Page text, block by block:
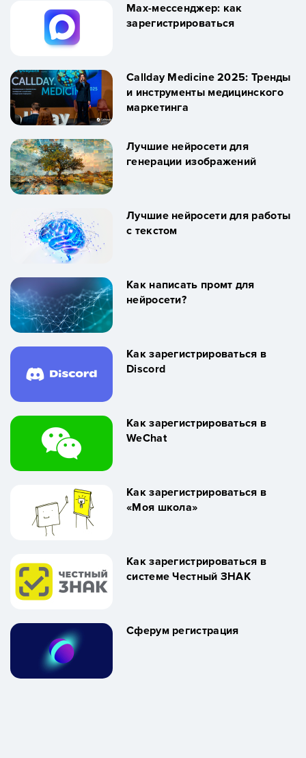
Max-мессенджер: как
зарегистрироваться
Callday Medicine 2025: Тренды
и инструменты медицинского
маркетинга
Лучшие нейросети для
генерации изображений
Лучшие нейросети для работы
с текстом
Как написать промт для
нейросети?
Как зарегистрироваться в
Discord
Как зарегистрироваться в
WeChat
Как зарегистрироваться в
«Моя школа»
Как зарегистрироваться в
системе Честный ЗНАК
Сферум регистрация